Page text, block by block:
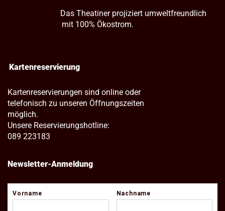
Das Theatiner projiziert umweltfreundlich
mit 100% Ökostrom.
Kartenreservierung
Kartenreservierungen sind online oder
telefonisch zu unseren Öffnungszeiten
möglich.
Unsere Reservierungshotline:
089 223183
Newsletter-Anmeldung